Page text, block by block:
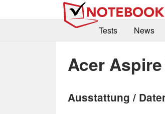
Tests
News
Acer
Ausstattung /